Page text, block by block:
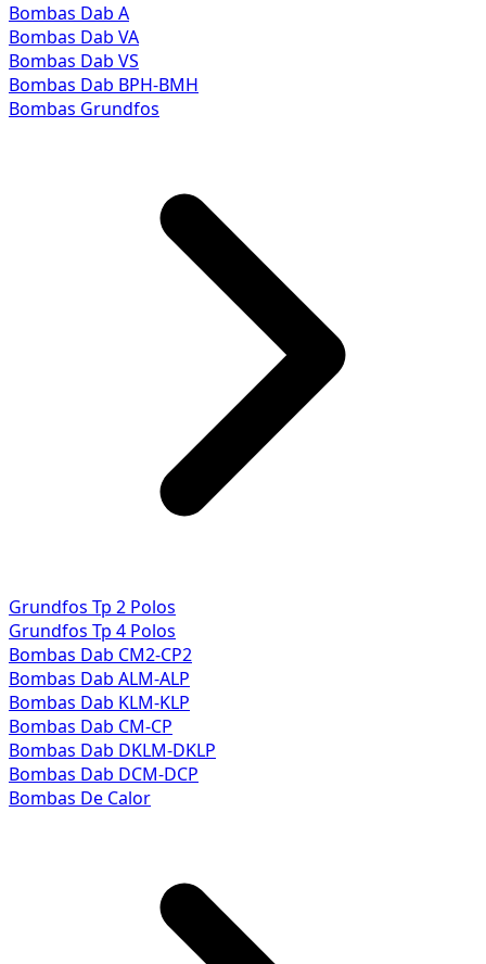
Bombas Dab A
Bombas Dab VA
Bombas Dab VS
Bombas Dab BPH-BMH
Bombas Grundfos
Grundfos Tp 2 Polos
Grundfos Tp 4 Polos
Bombas Dab CM2-CP2
Bombas Dab ALM-ALP
Bombas Dab KLM-KLP
Bombas Dab CM-CP
Bombas Dab DKLM-DKLP
Bombas Dab DCM-DCP
Bombas De Calor